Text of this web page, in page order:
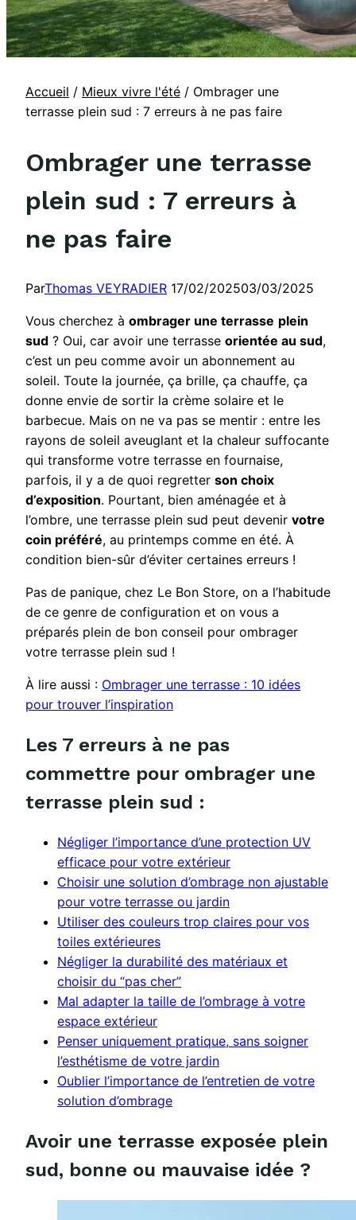
Accueil / Mieux vivre l'été / Ombrager une
terrasse plein sud : 7 erreurs à ne pas faire
Ombrager une terrasse
plein sud : 7 erreurs à
ne pas faire
ParThomas VEYRADIER 17/02/202503/03/2025
Vous cherchez à ombrager une terrasse plein
sud ? Oui, car avoir une terrasse orientée au sud,
c’est un peu comme avoir un abonnement au
soleil. Toute la journée, ça brille, ça chauffe, ça
donne envie de sortir la crème solaire et le
barbecue. Mais on ne va pas se mentir : entre les
rayons de soleil aveuglant et la chaleur suffocante
qui transforme votre terrasse en fournaise,
parfois, il y a de quoi regretter son choix
d’exposition. Pourtant, bien aménagée et à
l’ombre, une terrasse plein sud peut devenir votre
coin préféré, au printemps comme en été. À
condition bien-sûr d’éviter certaines erreurs !
Pas de panique, chez Le Bon Store, on a l’habitude
de ce genre de configuration et on vous a
préparés plein de bon conseil pour ombrager
votre terrasse plein sud !
À lire aussi : Ombrager une terrasse : 10 idées
pour trouver l’inspiration
Les 7 erreurs à ne pas
commettre pour ombrager une
terrasse plein sud :
Négliger l’importance d’une protection UV
efficace pour votre extérieur
Choisir une solution d’ombrage non ajustable
pour votre terrasse ou jardin
Utiliser des couleurs trop claires pour vos
toiles extérieures
Négliger la durabilité des matériaux et
choisir du “pas cher”
Mal adapter la taille de l’ombrage à votre
espace extérieur
Penser uniquement pratique, sans soigner
l’esthétisme de votre jardin
Oublier l’importance de l’entretien de votre
solution d’ombrage
Avoir une terrasse exposée plein
sud, bonne ou mauvaise idée ?